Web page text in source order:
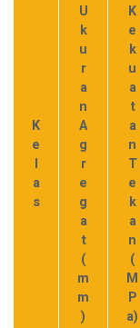
K
e
l
a
s
U
k
u
r
a
n
A
g
r
e
g
a
t
(
m
m
)
K
e
k
u
a
t
a
n
T
e
k
a
n
(
M
P
a)